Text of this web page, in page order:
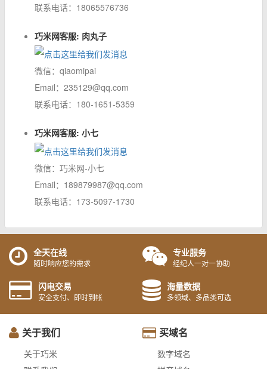
联系电话：18065576736
巧米网客服: 肉丸子
微信：qiaomipai
Email：235129@qq.com
联系电话：180-1651-5359
巧米网客服: 小七
微信：巧米网-小七
Email：189879987@qq.com
联系电话：173-5097-1730
全天在线
随时响应您的需求
专业服务
经纪人一对一协助
闪电交易
安全支付、即时到帐
海量数据
多领域、多品类可选
关于我们
关于巧米
买域名
数字域名